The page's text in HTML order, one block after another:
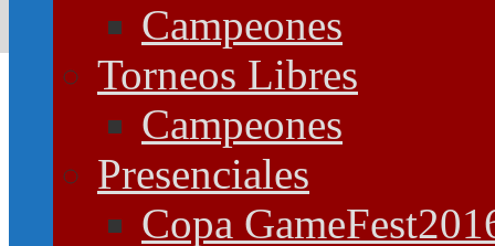
Campeones
Torneos Libres
Campeones
Presenciales
Copa